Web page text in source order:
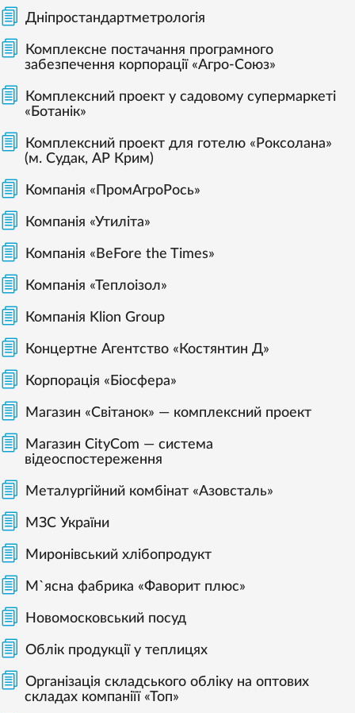
Дніпростандартметрологія
Комплексне постачання програмного
забезпечення корпорації «Агро-Союз»
Комплексний проект у садовому супермаркеті
«Ботанік»
Комплексний проект для готелю «Роксолана»
(м. Судак, АР Крим)
Компанія «ПромАгроРось»
Компанія «Утиліта»
Компанія «BeFore the Times»
Компанія «Теплоізол»
Компанія Klion Group
Концертне Агентство «Костянтин Д»
Корпорація «Біосфера»
Магазин «Світанок» — комплексний проект
Магазин CityCom — система
відеоспостереження
Металургійний комбінат «Азовсталь»
МЗС України
Миронівський хлібопродукт
М`ясна фабрика «Фаворит плюс»
Новомосковський посуд
Облік продукції у теплицях
Організація складського обліку на оптових
складах компаніїї «Топ»